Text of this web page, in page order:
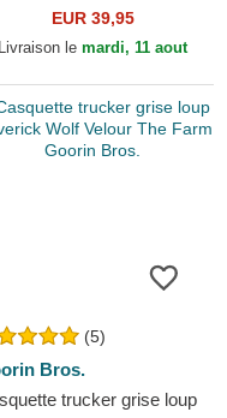
Rocker The Farm Goorin
EUR 39,95
Livraison le mardi, 11 aout
(5)
Bros.
trucker grise loup